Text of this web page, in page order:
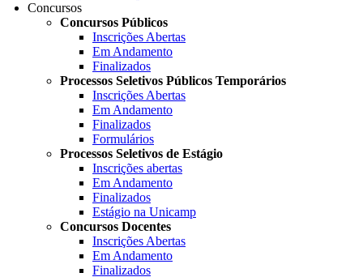
Concursos
Concursos Públicos
Inscrições Abertas
Em Andamento
Finalizados
Processos Seletivos Públicos Temporários
Inscrições Abertas
Em Andamento
Finalizados
Formulários
Processos Seletivos de Estágio
Inscrições abertas
Em Andamento
Finalizados
Estágio na Unicamp
Concursos Docentes
Inscrições Abertas
Em Andamento
Finalizados